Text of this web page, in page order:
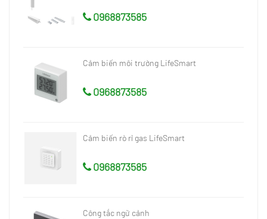
0968873585
Cảm biến môi trường LifeSmart
0968873585
Cảm biến rò rỉ gas LifeSmart
0968873585
Công tắc ngữ cảnh